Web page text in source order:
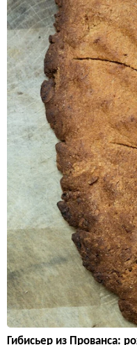
Гибисьер из Прованса: